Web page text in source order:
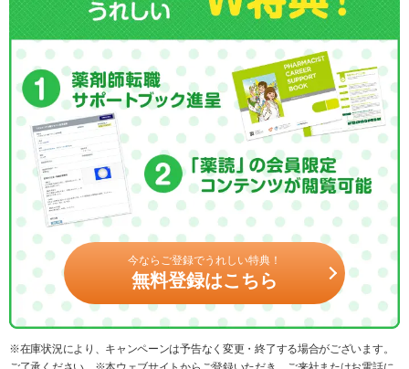
今ならご登録でうれしい特典！
無料登録はこちら
※在庫状況により、キャンペーンは予告なく変更・終了する場合がございます。